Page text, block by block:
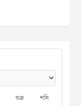
শুক্র শনি